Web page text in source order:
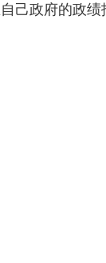
己政府的政绩